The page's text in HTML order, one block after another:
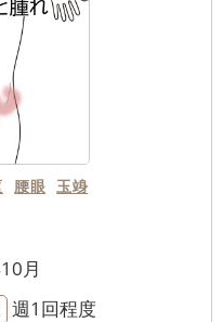
腰眼 玉竧
月
週1回程度